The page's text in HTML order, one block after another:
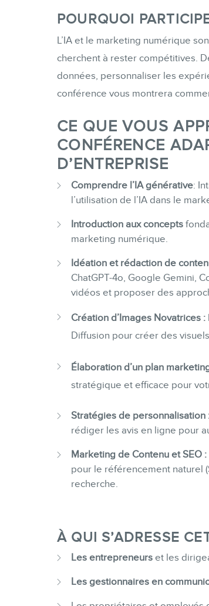
POURQUOI
L’IA et le marketing numérique
cherchent à rester compétitives.
données, personnaliser les
conférence vous montrera
CE QUE VOUS
CONFÉRENCE
D’ENTREPRISE
Comprendre l’IA générative:
l’utilisation de l’IA dans le
Introduction aux concepts
marketing numérique.
Idéation et rédaction de
ChatGPT-4o, Google Gemini,
vidéos et proposer des
Création d’Images Novatrices :
Diffusion pour créer des
Élaboration d’un plan
stratégique et efficace pour
Stratégies de personnalisation
rédiger les avis en ligne pour
Marketing de Contenu et SEO :
pour le référencement naturel
recherche.
À QUI S’ADRESSE
Les entrepreneurs et les
Les gestionnaires en